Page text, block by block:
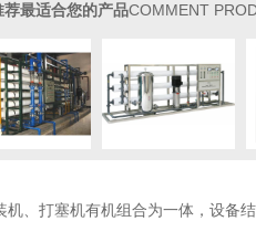
荐最适合您的产品COMMENT
、打塞机有机组合为一体，设备